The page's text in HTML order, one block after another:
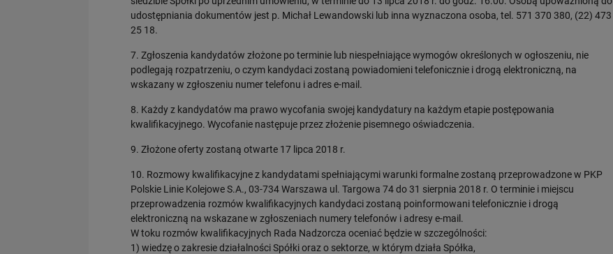
udostępniania dokumentów jest p. Michał Lewandowski lub inna wyznaczona osoba, tel. 571 370 380, (22) 473
25 18.
7. Zgłoszenia kandydatów złożone po terminie lub niespełniające wymogów określonych w ogłoszeniu, nie
podlegają rozpatrzeniu, o czym kandydaci zostaną powiadomieni telefonicznie i drogą elektroniczną, na
wskazany w zgłoszeniu numer telefonu i adres e-mail.
8. Każdy z kandydatów ma prawo wycofania swojej kandydatury na każdym etapie postępowania
kwalifikacyjnego. Wycofanie następuje przez złożenie pisemnego oświadczenia.
9. Złożone oferty zostaną otwarte 17 lipca 2018 r.
10. Rozmowy kwalifikacyjne z kandydatami spełniającymi warunki formalne zostaną przeprowadzone w PKP
Polskie Linie Kolejowe S.A., 03-734 Warszawa ul. Targowa 74 do 31 sierpnia 2018 r. O terminie i miejscu
przeprowadzenia rozmów kwalifikacyjnych kandydaci zostaną poinformowani telefonicznie i drogą
elektroniczną na wskazane w zgłoszeniach numery telefonów i adresy e-mail.
W toku rozmów kwalifikacyjnych Rada Nadzorcza oceniać będzie w szczególności:
1) wiedzę o zakresie działalności Spółki oraz o sektorze, w którym działa Spółka,